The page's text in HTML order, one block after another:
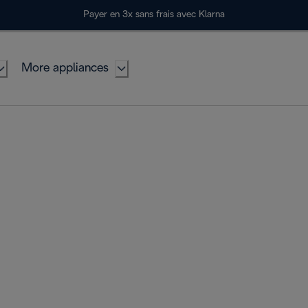
Payer en 3x sans frais avec Klarna
More appliances